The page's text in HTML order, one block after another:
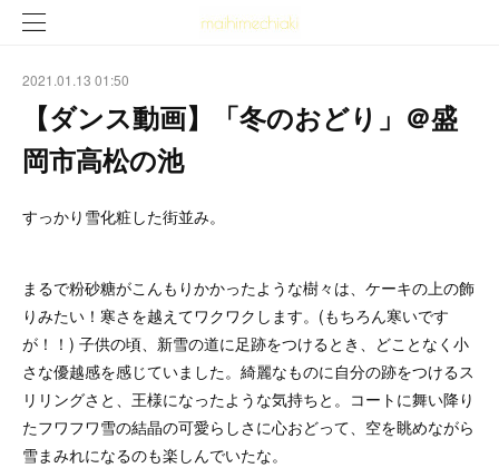
2021.01.13 01:50
【ダンス動画】「冬のおどり」＠盛
岡市高松の池
すっかり雪化粧した街並み。
まるで粉砂糖がこんもりかかったような樹々は、ケーキの上の飾
りみたい！寒さを越えてワクワクします。(もちろん寒いです
が！！) 子供の頃、新雪の道に足跡をつけるとき、どことなく小
さな優越感を感じていました。綺麗なものに自分の跡をつけるス
リリングさと、王様になったような気持ちと。コートに舞い降り
たフワフワ雪の結晶の可愛らしさに心おどって、空を眺めながら
雪まみれになるのも楽しんでいたな。